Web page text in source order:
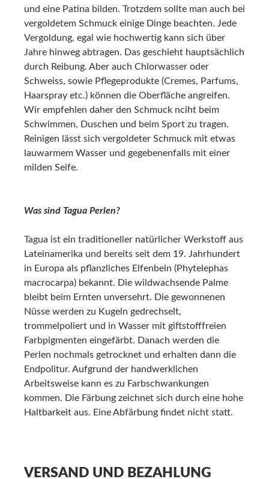
und eine Patina bilden. Trotzdem sollte man auch bei
vergoldetem Schmuck einige Dinge beachten. Jede
Vergoldung, egal wie hochwertig kann sich über
Jahre hinweg abtragen. Das geschieht hauptsächlich
durch Reibung. Aber auch Chlorwasser oder
Schweiss, sowie Pflegeprodukte (Cremes, Parfums,
Haarspray etc.) können die Oberfläche angreifen.
Wir empfehlen daher den Schmuck nciht beim
Schwimmen, Duschen und beim Sport zu tragen.
Reinigen lässt sich vergoldeter Schmuck mit etwas
lauwarmem Wasser und gegebenenfalls mit einer
milden Seife.
Was sind Tagua Perlen?
Tagua ist ein traditioneller natürlicher Werkstoff aus
Lateinamerika und bereits seit dem 19. Jahrhundert
in Europa als pflanzliches Elfenbein (Phytelephas
macrocarpa) bekannt. Die wildwachsende Palme
bleibt beim Ernten unversehrt. Die gewonnenen
Nüsse werden zu Kugeln gedrechselt,
trommelpoliert und in Wasser mit giftstofffreien
Farbpigmenten eingefärbt. Danach werden die
Perlen nochmals getrocknet und erhalten dann die
Endpolitur. Aufgrund der handwerklichen
Arbeitsweise kann es zu Farbschwankungen
kommen. Die Färbung zeichnet sich durch eine hohe
Haltbarkeit aus. Eine Abfärbung findet nicht statt.
VERSAND UND BEZAHLUNG